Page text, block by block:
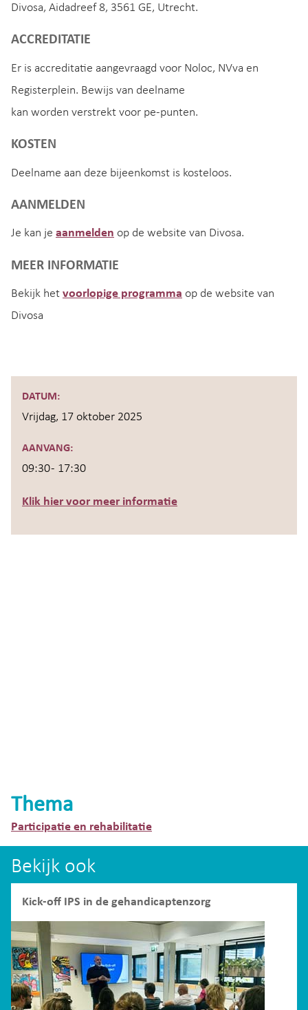
Divosa, Aidadreef 8, 3561 GE, Utrecht.
ACCREDITATIE
Er is accreditatie aangevraagd voor Noloc, NVva en
Registerplein. Bewijs van deelname
kan worden verstrekt voor pe-punten.
KOSTEN
Deelname aan deze bijeenkomst is kosteloos.
AANMELDEN
Je kan je aanmelden op de website van Divosa.
MEER INFORMATIE
Bekijk het voorlopige programma op de website van
Divosa
DATUM:
Vrijdag, 17 oktober 2025
AANVANG:
09:30 - 17:30
Klik hier voor meer informatie
Thema
Participatie en rehabilitatie
Bekijk ook
Kick-off IPS in de gehandicaptenzorg